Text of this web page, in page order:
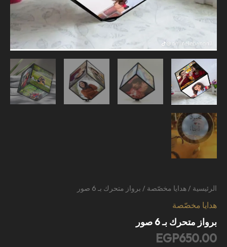
الرئيسية / هدايا مخصّصة / برواز متحرك بـ 6 صور
هدايا مخصّصة
برواز متحرك بـ 6 صور
EGP650.00